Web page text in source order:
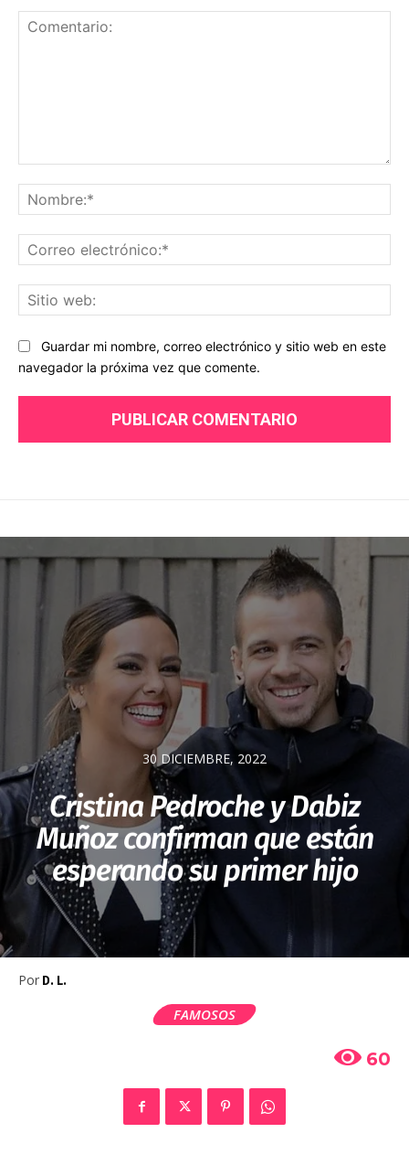
Guardar mi nombre, correo electrónico y sitio web en este
navegador la próxima vez que comente.